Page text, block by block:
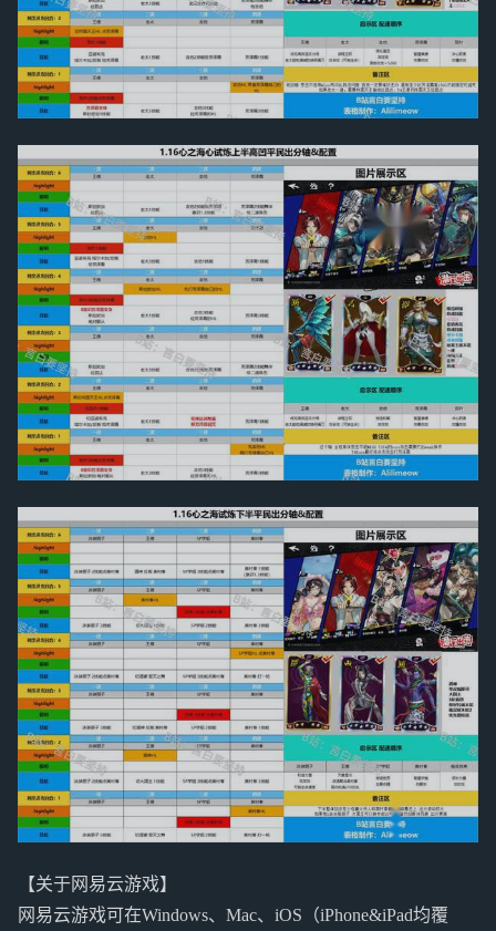
【关于网易云游戏】
网易云游戏可在Windows、Mac、iOS（iPhone&iPad均覆